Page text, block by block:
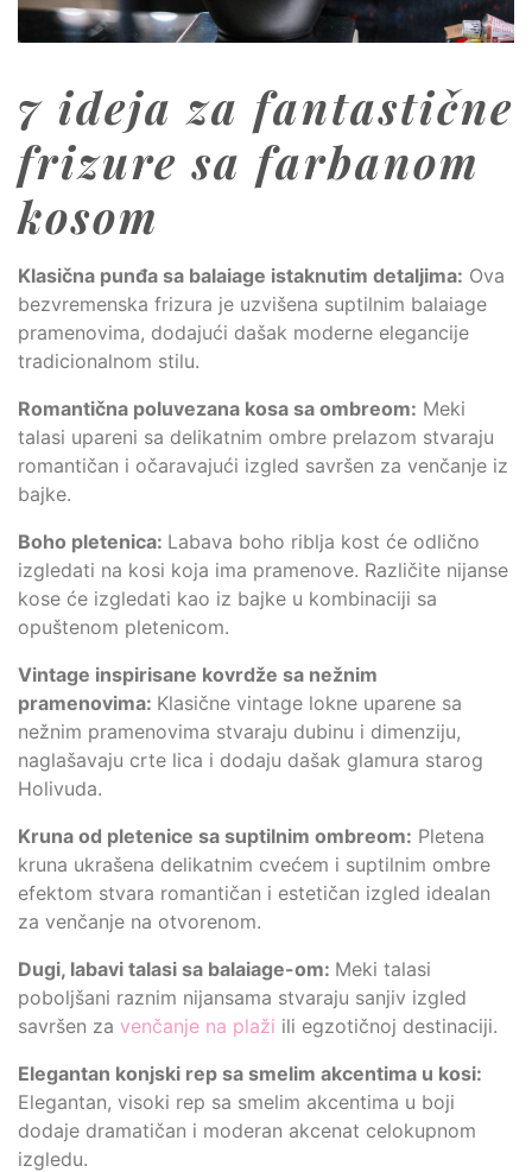
7 ideja za fantastične
frizure sa farbanom
kosom
Klasična punđa sa balaiage istaknutim detaljima: Ova
bezvremenska frizura je uzvišena suptilnim balaiage
pramenovima, dodajući dašak moderne elegancije
tradicionalnom stilu.
Romantična poluvezana kosa sa ombreom: Meki
talasi upareni sa delikatnim ombre prelazom stvaraju
romantičan i očaravajući izgled savršen za venčanje iz
bajke.
Boho pletenica: Labava boho riblja kost će odlično
izgledati na kosi koja ima pramenove. Različite nijanse
kose će izgledati kao iz bajke u kombinaciji sa
opuštenom pletenicom.
Vintage inspirisane kovrdže sa nežnim
pramenovima: Klasične vintage lokne uparene sa
nežnim pramenovima stvaraju dubinu i dimenziju,
naglašavaju crte lica i dodaju dašak glamura starog
Holivuda.
Kruna od pletenice sa suptilnim ombreom: Pletena
kruna ukrašena delikatnim cvećem i suptilnim ombre
efektom stvara romantičan i estetičan izgled idealan
za venčanje na otvorenom.
Dugi, labavi talasi sa balaiage-om: Meki talasi
poboljšani raznim nijansama stvaraju sanjiv izgled
savršen za venčanje na plaži ili egzotičnoj destinaciji.
Elegantan konjski rep sa smelim akcentima u kosi:
Elegantan, visoki rep sa smelim akcentima u boji
dodaje dramatičan i moderan akcenat celokupnom
izgledu.